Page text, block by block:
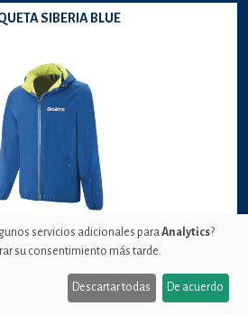
SIBERIA BLUE
SPINNING
servicios adicionales paraAnalytics?
su consentimiento más tarde.
Descartar todas De acuerdo